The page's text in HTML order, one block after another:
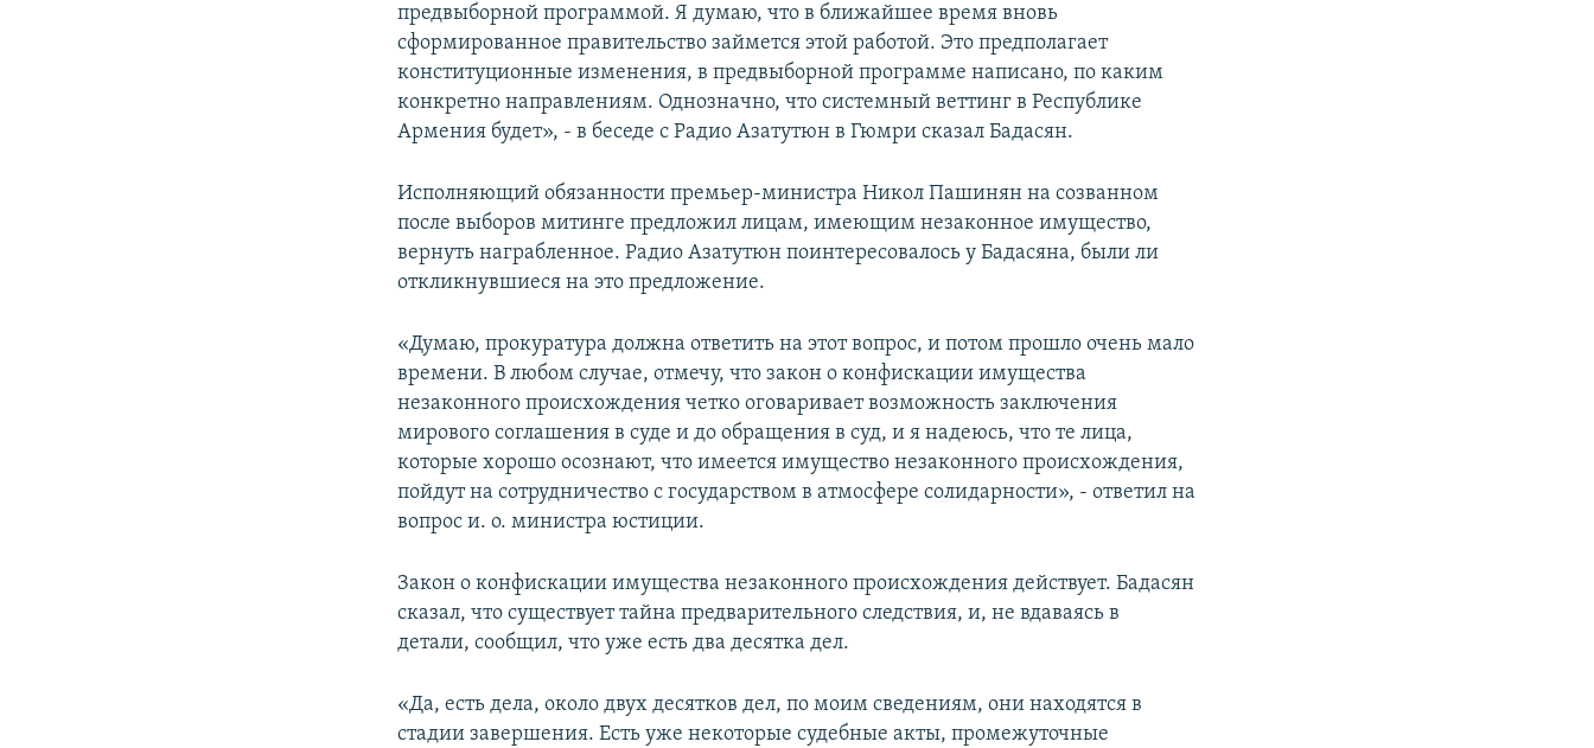
предвыборной программой. Я думаю, что в ближайшее время вновь
сформированное правительство займется этой работой. Это предполагает
конституционные изменения, в предвыборной программе написано, по каким
конкретно направлениям. Однозначно, что системный веттинг в Республике
Армения будет», - в беседе с Радио Азатутюн в Гюмри сказал Бадасян.
Исполняющий обязанности премьер-министра Никол Пашинян на созванном
после выборов митинге предложил лицам, имеющим незаконное имущество,
вернуть награбленное. Радио Азатутюн поинтересовалось у Бадасяна, были ли
откликнувшиеся на это предложение.
«Думаю, прокуратура должна ответить на этот вопрос, и потом прошло очень мало
времени. В любом случае, отмечу, что закон о конфискации имущества
незаконного происхождения четко оговаривает возможность заключения
мирового соглашения в суде и до обращения в суд, и я надеюсь, что те лица,
которые хорошо осознают, что имеется имущество незаконного происхождения,
пойдут на сотрудничество с государством в атмосфере солидарности», - ответил на
вопрос и. о. министра юстиции.
Закон о конфискации имущества незаконного происхождения действует. Бадасян
сказал, что существует тайна предварительного следствия, и, не вдаваясь в
детали, сообщил, что уже есть два десятка дел.
«Да, есть дела, около двух десятков дел, по моим сведениям, они находятся в
стадии завершения. Есть уже некоторые судебные акты, промежуточные